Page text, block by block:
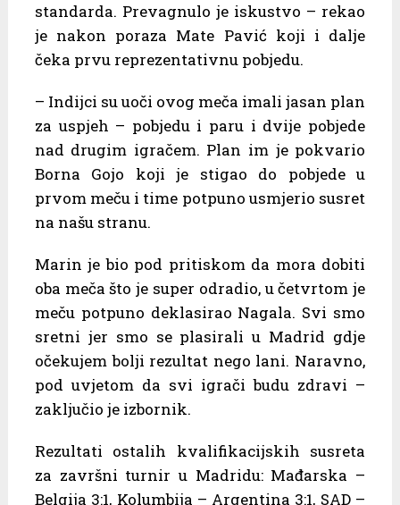
standarda. Prevagnulo je iskustvo – rekao
je nakon poraza Mate Pavić koji i dalje
čeka prvu reprezentativnu pobjedu.
– Indijci su uoči ovog meča imali jasan plan
za uspjeh – pobjedu i paru i dvije pobjede
nad drugim igračem. Plan im je pokvario
Borna Gojo koji je stigao do pobjede u
prvom meču i time potpuno usmjerio susret
na našu stranu.
Marin je bio pod pritiskom da mora dobiti
oba meča što je super odradio, u četvrtom je
meču potpuno deklasirao Nagala. Svi smo
sretni jer smo se plasirali u Madrid gdje
očekujem bolji rezultat nego lani. Naravno,
pod uvjetom da svi igrači budu zdravi –
zaključio je izbornik.
Rezultati ostalih kvalifikacijskih susreta
za završni turnir u Madridu: Mađarska –
Belgija 3:1, Kolumbija – Argentina 3:1, SAD –